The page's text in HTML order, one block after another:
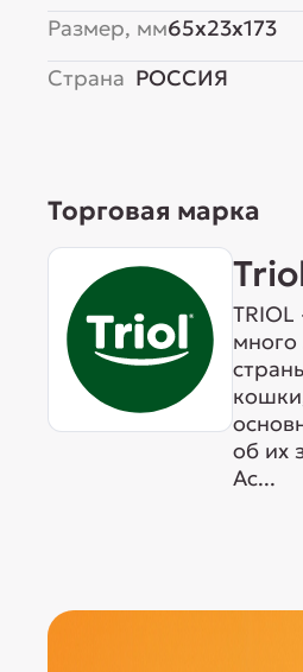
Размер, мм65x23x173
Страна РОССИЯ
Торговая марка
много
об их
Ас...